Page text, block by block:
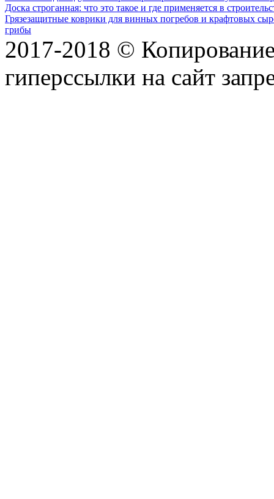
Доска строганная: что это такое и где применяется в
Грязезащитные коврики для винных погребов и крафтовых
грибы
2017-2018 ©
гиперссылки на сайт